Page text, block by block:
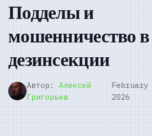
Подделы и
мошенничество в
дезинсекции
Автор: Алексей
Григорьев
February
2026